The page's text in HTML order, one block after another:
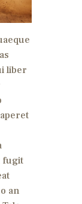
liber
fugit
an